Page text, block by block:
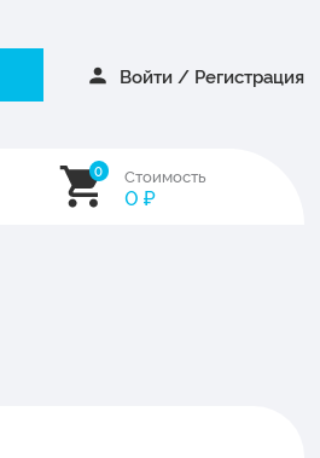
Войти / Регистрация
0 Стоимость
0 ₽